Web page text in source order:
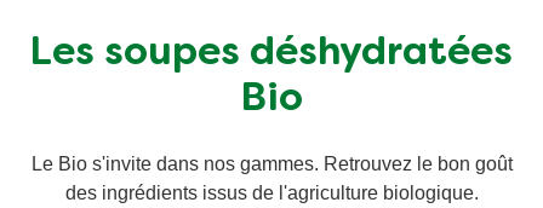
Par ingrédients
Les soupes déshydratées
Bio
Le Bio s'invite dans nos gammes. Retrouvez le bon goût
des ingrédients issus de l'agriculture biologique.